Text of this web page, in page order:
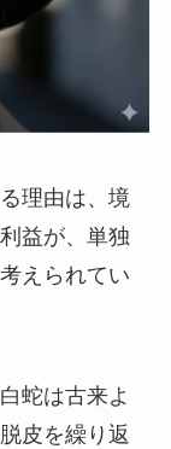
理由は、境
益が、単独
えられてい
蛇は古来よ
皮を繰り返